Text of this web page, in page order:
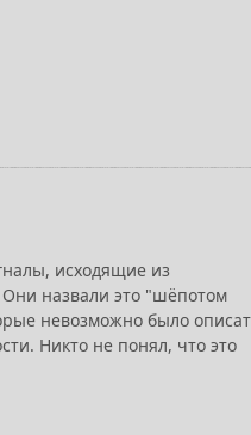
исходящие из
назвали это "шёпотом
невозможно было
Никто не понял, что это